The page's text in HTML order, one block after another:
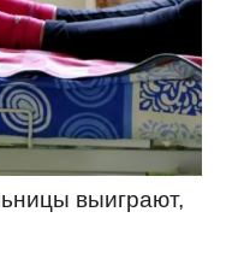
выиграют,